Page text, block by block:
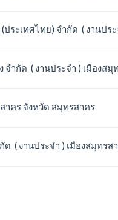
ระเทศไทย) จำกัด ( งานปร
ำกัด ( งานประจำ ) เมืองส
าคร จังหวัด สมุทรสาคร
( งานประจำ ) เมืองสมุทร